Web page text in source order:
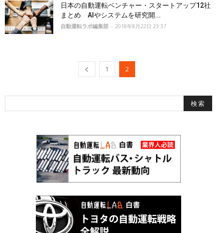
日本の自動運転ベンチャー・スタートアップ12社
まとめ AIやシステムを研究開...
自動運転ラボ編集部 - 2018年8月22日 23:37
1 2